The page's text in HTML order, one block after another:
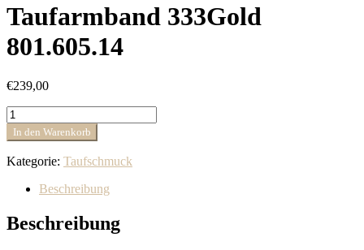
Taufarmband 333Gold
801.605.14
€239,00
Taufarmband
333Gold
801.605.14
Menge
In den Warenkorb
Kategorie: Taufschmuck
Beschreibung
Beschreibung